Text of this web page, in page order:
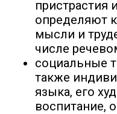
пристрастия
определяют
мысли и
числе
социальные
также
языка, его
воспитание,